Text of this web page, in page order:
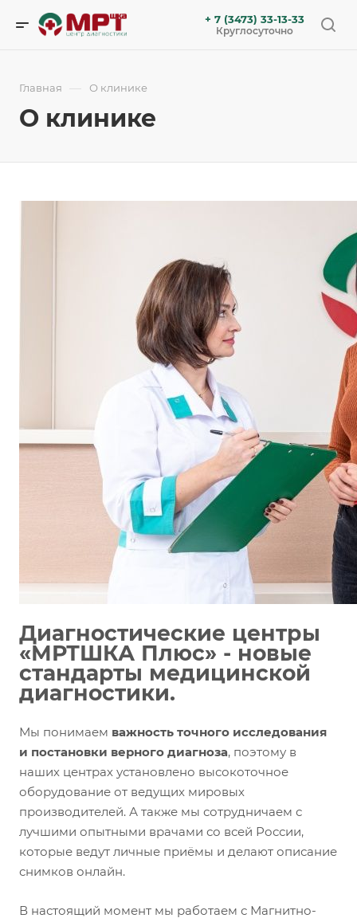
+ 7 (3473) 33-13-33
Круглосуточно
Главная — О клинике
О клинике
Диагностические центры
«МРТШКА Плюс» - новые
стандарты медицинской
диагностики.
Мы понимаем важность точного исследования
и постановки верного диагноза, поэтому в
наших центрах установлено высокоточное
оборудование от ведущих мировых
производителей. А также мы сотрудничаем с
лучшими опытными врачами со всей России,
которые ведут личные приёмы и делают описание
снимков онлайн.
В настоящий момент мы работаем с Магнитно-